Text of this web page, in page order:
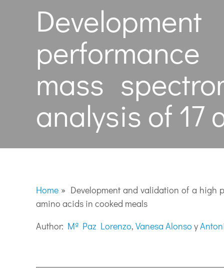
performance
mass
analysis of 17
Home » Development and validation of a high
amino acids in cooked meals
Author: Mª Paz Lorenzo, Vanesa Alonso y